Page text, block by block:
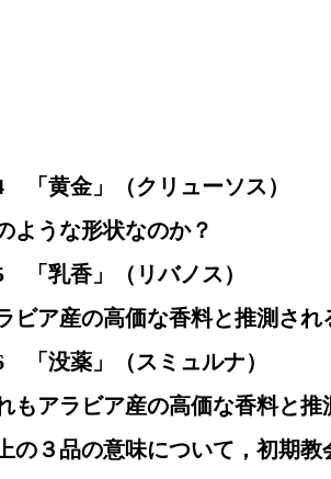
　「黄金」（クリューソス）
ような形状なのか？
　「乳香」（リバノス）
ビア産の高価な香料と推測され
　「没薬」（スミュルナ）
もアラビア産の高価な香料と推
の３品の意味について，初期教